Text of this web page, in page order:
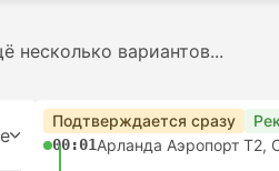
вариантов...
Подтверждается сразу
00:01Арланда Аэропорт T2,